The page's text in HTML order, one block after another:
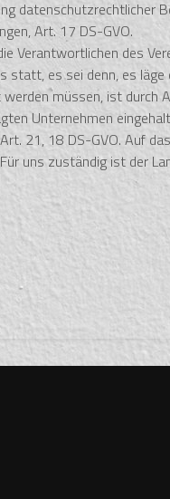
datenschutzrechtlicher
Art. 17 DS-GVO.
Verantwortlichen des
es sei denn, es läge
müssen, ist durch
Unternehmen
21, 18 DS-GVO. Auf
uns zuständig ist der